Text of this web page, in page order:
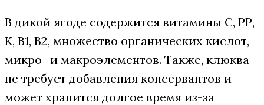
В дикой ягоде содержится витамины С, РР,
К, В1, В2, множество органических кислот,
микро- и макроэлементов. Также, клюква
не требует добавления консервантов и
может хранится долгое время из-за